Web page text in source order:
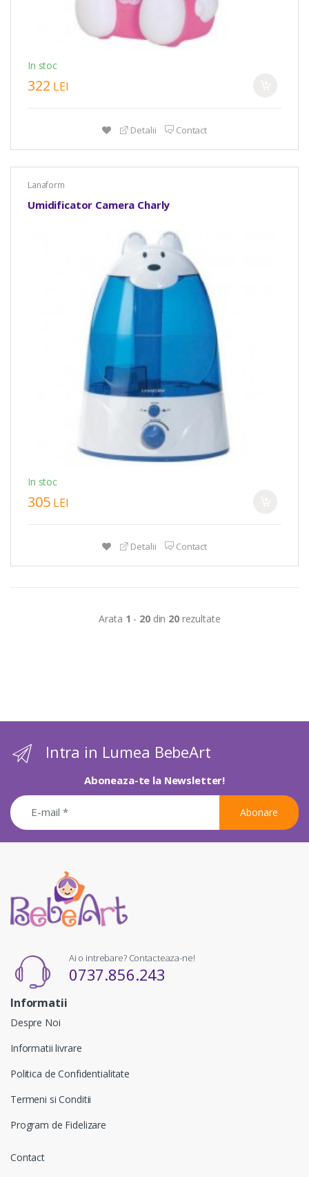
In stoc
322 LEI
Detalii Contact
Lanaform
Umidificator Camera Charly
In stoc
305 LEI
Detalii Contact
Arata 1 - 20din 20rezultate
Intra in Lumea BebeArt
Aboneaza-te la Newsletter!
Abonare
Ai o intrebare? Contacteaza-ne!
0737.856.243
Informatii
Despre Noi
Informatii livrare
Politica de Confidentialitate
Termeni si Conditii
Program de Fidelizare
Contact